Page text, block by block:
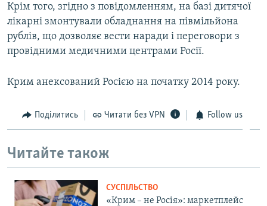
Крім того, згідно з повідомленням, на базі дитячої
лікарні змонтували обладнання на півмільйона
рублів, що дозволяє вести наради і переговори з
провідними медичними центрами Росії.
Крим анексований Росією на початку 2014 року.
Поділитись Читати без VPN Follow us
Читайте також
СУСПІЛЬСТВО
«Крим – не Росія»: маркетплейс